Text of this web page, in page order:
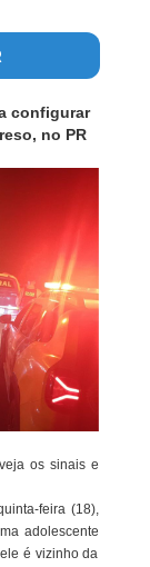
configurar
no PR
os sinais e
feira (18),
adolescente
é vizinho da